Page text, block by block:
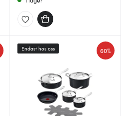
60%
Endast hos oss